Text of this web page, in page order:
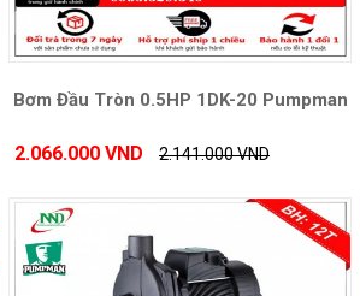
Bơm Đầu Tròn 0.5HP 1DK-20 Pumpman
2.066.000 VND 2.141.000 VND